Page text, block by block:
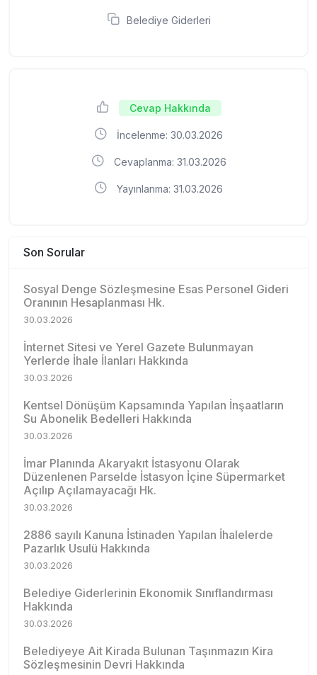
Belediye Giderleri
Cevap Hakkında
İncelenme: 30.03.2026
Cevaplanma: 31.03.2026
Yayınlanma: 31.03.2026
Son Sorular
Sosyal Denge Sözleşmesine Esas Personel Gideri
Oranının Hesaplanması Hk.
30.03.2026
İnternet Sitesi ve Yerel Gazete Bulunmayan
Yerlerde İhale İlanları Hakkında
30.03.2026
Kentsel Dönüşüm Kapsamında Yapılan İnşaatların
Su Abonelik Bedelleri Hakkında
30.03.2026
İmar Planında Akaryakıt İstasyonu Olarak
Düzenlenen Parselde İstasyon İçine Süpermarket
Açılıp Açılamayacağı Hk.
30.03.2026
2886 sayılı Kanuna İstinaden Yapılan İhalelerde
Pazarlık Usulü Hakkında
30.03.2026
Belediye Giderlerinin Ekonomik Sınıflandırması
Hakkında
30.03.2026
Belediyeye Ait Kirada Bulunan Taşınmazın Kira
Sözleşmesinin Devri Hakkında